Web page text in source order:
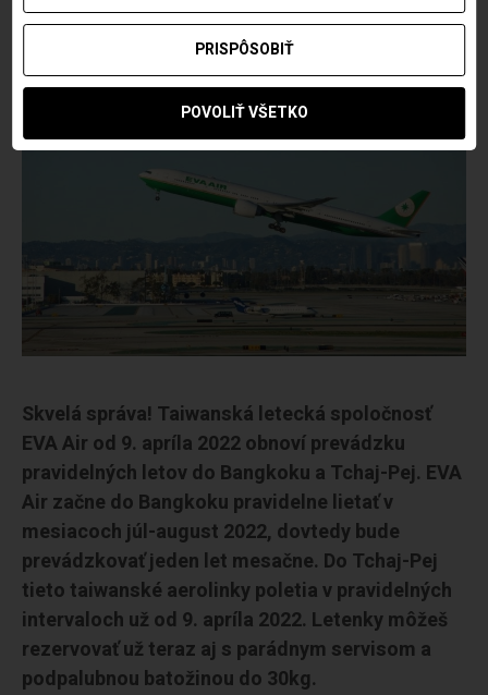
autorRoland Regely 11. MARCA 2022
Skvelá správa! Taiwanská letecká spoločnosť
EVA Air od 9. apríla 2022 obnoví prevádzku
pravidelných letov do Bangkoku a Tchaj-Pej. EVA
Air začne do Bangkoku pravidelne lietať v
mesiacoch júl-august 2022, dovtedy bude
prevádzkovať jeden let mesačne. Do Tchaj-Pej
tieto taiwanské aerolinky poletia v pravidelných
intervaloch už od 9. apríla 2022. Letenky môžeš
rezervovať už teraz aj s parádnym servisom a
podpalubnou batožinou do 30kg.
PRISPÔSOBIŤ
POVOLIŤ VŠETKO